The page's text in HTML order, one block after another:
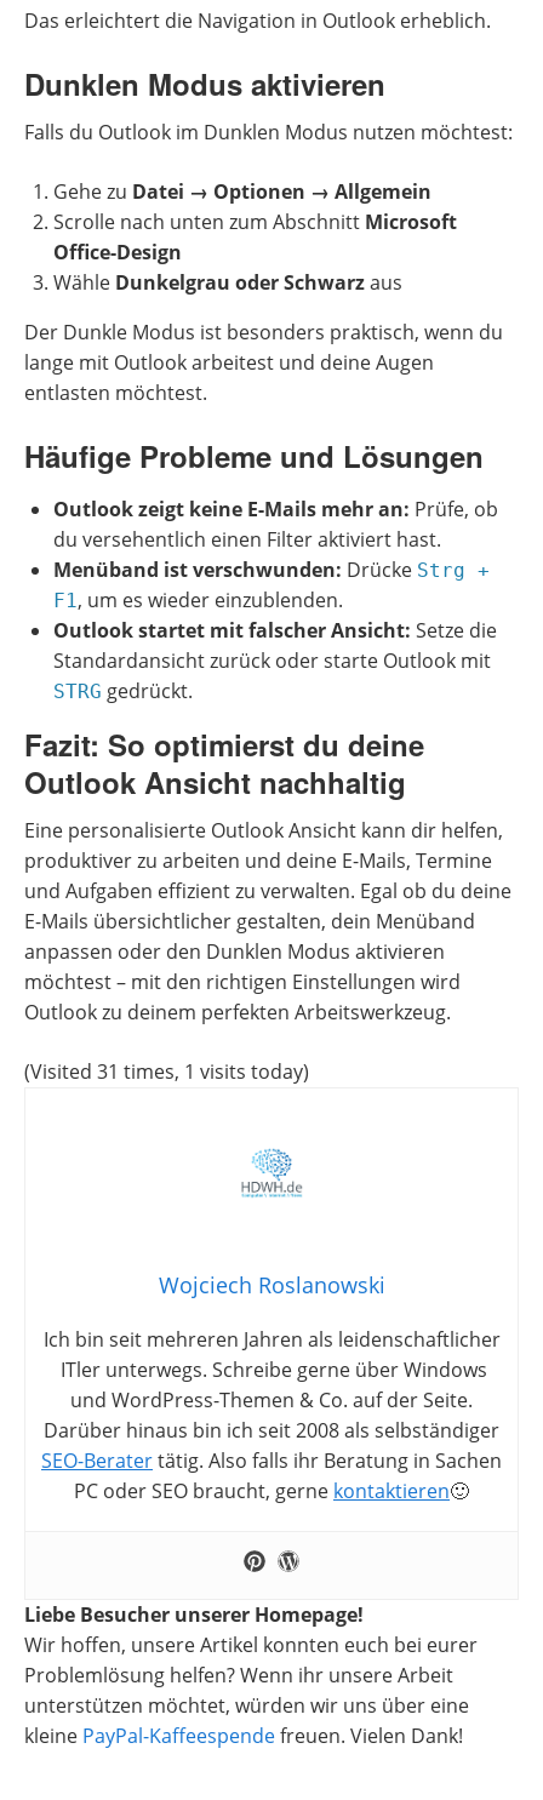
Das erleichtert die Navigation in Outlook erheblich.
Dunklen Modus aktivieren
Falls du Outlook im Dunklen Modus nutzen möchtest:
Gehe zu Datei → Optionen → Allgemein
Scrolle nach unten zum Abschnitt Microsoft
Office-Design
Wähle Dunkelgrau oder Schwarzaus
Der Dunkle Modus ist besonders praktisch, wenn du
lange mit Outlook arbeitest und deine Augen
entlasten möchtest.
Häufige Probleme und Lösungen
Outlook zeigt keine E-Mails mehr an: Prüfe, ob
du versehentlich einen Filter aktiviert hast.
Menüband ist verschwunden: Drücke Strg +
F1, um es wieder einzublenden.
Outlook startet mit falscher Ansicht: Setze die
Standardansicht zurück oder starte Outlook mit
STRG gedrückt.
Fazit: So optimierst du deine
Outlook Ansicht nachhaltig
Eine personalisierte Outlook Ansicht kann dir helfen,
produktiver zu arbeiten und deine E-Mails, Termine
und Aufgaben effizient zu verwalten. Egal ob du deine
E-Mails übersichtlicher gestalten, dein Menüband
anpassen oder den Dunklen Modus aktivieren
möchtest – mit den richtigen Einstellungen wird
Outlook zu deinem perfekten Arbeitswerkzeug.
(Visited 31 times, 1 visits today)
Wojciech Roslanowski
Ich bin seit mehreren Jahren als leidenschaftlicher
ITler unterwegs. Schreibe gerne über Windows
und WordPress-Themen & Co. auf der Seite.
Darüber hinaus bin ich seit 2008 als selbständiger
SEO-Beratertätig. Also falls ihr Beratung in Sachen
PC oder SEO braucht, gerne kontaktieren🙂
Liebe Besucher unserer Homepage!
Wir hoffen, unsere Artikel konnten euch bei eurer
Problemlösung helfen? Wenn ihr unsere Arbeit
unterstützen möchtet, würden wir uns über eine
kleine PayPal-Kaffeespendefreuen. Vielen Dank!